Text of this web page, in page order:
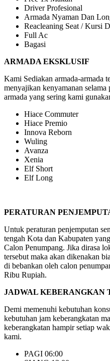
Driver Profesional
Armada Nyaman Dan
Reacleaning Seat / Kursi
Full Ac
Bagasi
ARMADA EKSKLUSIF
Kami Sediakan armada-armada
menyajikan kenyamanan
armada yang sering kami
Hiace Commuter
Hiace Premio
Innova Reborn
Wuling
Avanza
Xenia
Elf Short
Elf Long
PERATURAN
Untuk peraturan penjemputan
tengah Kota dan Kabupaten
Calon Penumpang. Jika dirasa
tersebut maka akan dikenakan
di bebankan oleh calon
Ribu Rupiah.
JADWAL KEBERANGKAN
Demi memenuhi kebutuhan
kebutuhan jam keberangkatan
keberangkatan hampir setiap
kami.
PAGI 06:00